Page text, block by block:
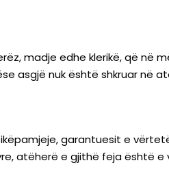
madje edhe klerikë, që në
asgjë nuk është shkruar në
garantuesit e
atëherë e gjithë feja është e